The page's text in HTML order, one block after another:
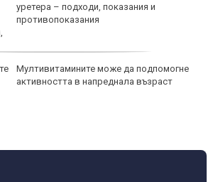
уретера – подходи, показания и
противопоказания
Мултивитамините може да подпомогне
активността в напреднала възраст